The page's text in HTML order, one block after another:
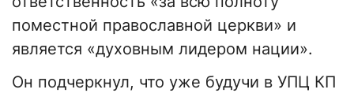
поместной православной церкви» и
является «духовным лидером нации».
Он подчеркнул, что уже будучи в УПЦ КП